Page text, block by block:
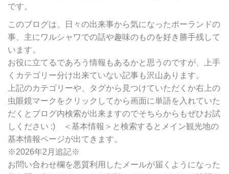
ー
別
検
です。
このブログは、日々の出来事から気になったポーランドの
事、主にワルシャワでの話や趣味のものを好き勝手残して
います。
お役に立てるであろう情報もあるかと思うのですが、上手
くカテゴリー分け出来ていない記事も沢山あります。
上記のカテゴリーや、タグから見つけていただくか右上の
虫眼鏡マークをクリックしてから画面に単語を入れていた
だくとブログ内検索が出来ますのでそちらからもぜひお試
しください :) ＜基本情報＞と検索するとメイン観光地の
基本情報ページが出てきます。
※2026年2月追記※
お問い合わせ欄を悪質利用したメールが届くようになった